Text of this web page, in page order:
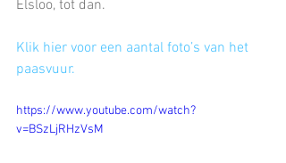
Elsloo, tot dan.
Klik hier voor een aantal foto’s van het
paasvuur.
https://www.youtube.com/watch?
v=BSzLjRHzVsM